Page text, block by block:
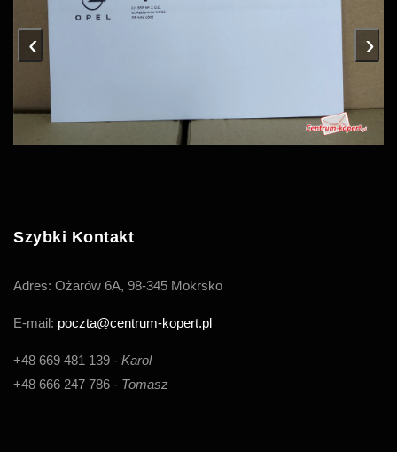
‹ ›
Szybki Kontakt
Adres: Ożarów 6A, 98-345 Mokrsko
E-mail: poczta@centrum-kopert.pl
+48 669 481 139 - Karol
+48 666 247 786 - Tomasz